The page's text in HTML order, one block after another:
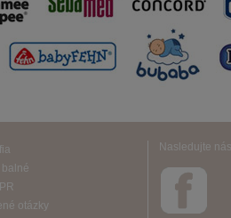
balné
otázky
Nasledujte nás